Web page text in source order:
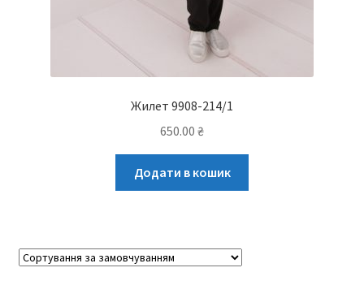
Жилет 9908-214/1
650.00 ₴
Додати в кошик